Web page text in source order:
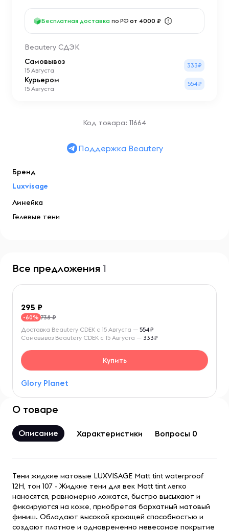
Бесплатная доставка по РФ от 4000 ₽
Beautery СДЭК
Самовывоз
15 Августа
333₽
Курьером
15 Августа
554₽
Код товара: 11664
Поддержка Beautery
Бренд
Luxvisage
Линейка
Гелевые тени
Все предложения 1
295
-60% 738 ₽
Glory Planet
Доставка Beautery CDEK с 15 Августа — 554₽
Самовывоз Beautery CDEK с 15 Августа — 333₽
Купить
О товаре
Описание Характеристики Вопросы 0
Тени жидкие матовые LUXVISAGE Matt tint waterproof
12H, тон 107 - Жидкие тени для век Matt tint легко
наносятся, равномерно ложатся, быстро высыхают и
фиксируются на коже, приобретая бархатный матовый
финиш. Обладают высокой кроющей способностью и
создают плотное и одновременно невесомое покрытие